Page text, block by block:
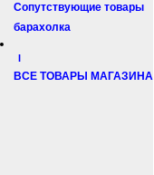
Сопутствующие товары
барахолка
I
ВСЕ ТОВАРЫ МАГАЗИНА